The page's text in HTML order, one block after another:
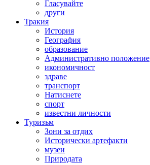
Гласувайте
други
Тракия
История
География
образование
Административно положение
икономичност
здраве
транспорт
Натиснете
спорт
известни личности
Туризъм
Зони за отдих
Исторически артефакти
музеи
Природата